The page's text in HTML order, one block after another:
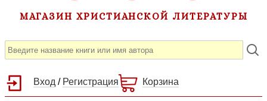
МАГАЗИН ХРИСТИАНСКОЙ ЛИТЕРАТУРЫ
Вход / Регистрация Корзина